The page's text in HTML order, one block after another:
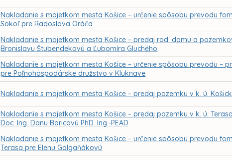
Nakladanie s majetkom mesta Košice – určenie spôsobu prevodu
Sokoľ pre Radoslava Oráča
Nakladanie s majetkom mesta Košice – predaj rod. domu a
Bronislavu Štubendekovú a Ľubomíra Gluchého
Nakladanie s majetkom mesta Košice – určenie spôsobu prevodu –
pre Poľnohospodárske družstvo v Kluknave
Nakladanie s majetkom mesta Košice – predaj pozemku v k. ú.
Nakladanie s majetkom mesta Košice – predaj pozemku v k. ú.
Doc. Ing. Danu Baricovú PhD. Ing.-PEAD
Nakladanie s majetkom mesta Košice – určenie spôsobu prevodu
Terasa pre Elenu Galgaňákovú